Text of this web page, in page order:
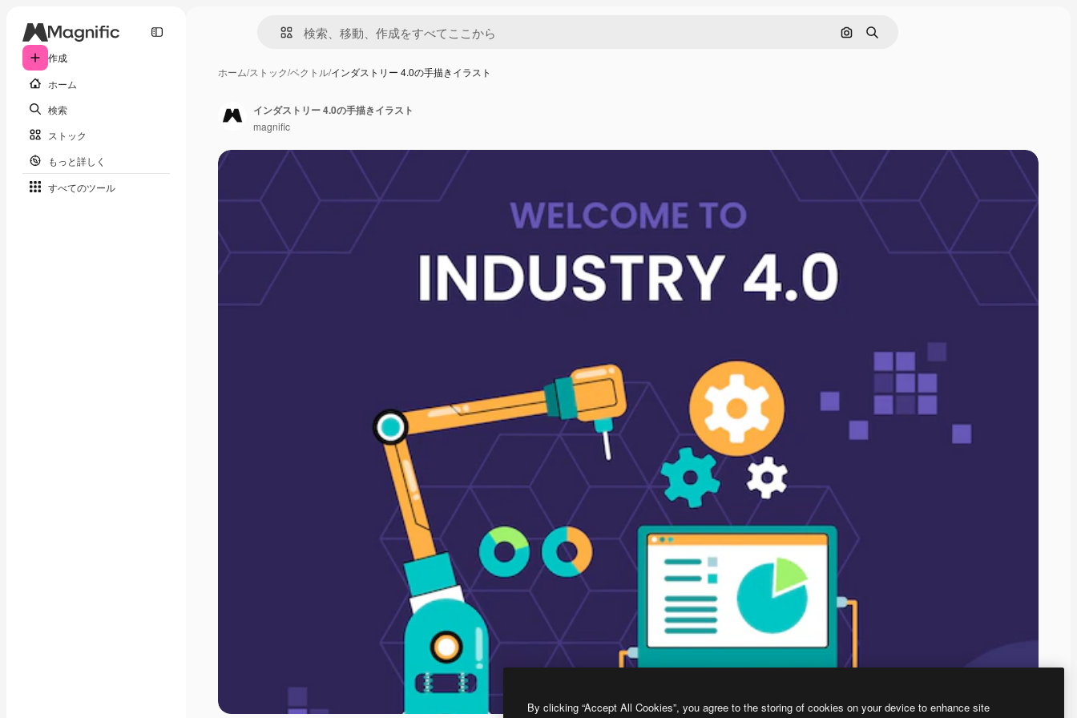
作成
ホーム
検索
ストック
もっと詳しく
すべてのツール
画像で検索
検索
ホーム/ストック/ベクトル/インダストリー 4.0の手描きイラスト
インダストリー 4.0の手描きイラスト
magnific
By clicking “Accept All Cookies”, you agree to the storing of cookies on your device to enhance site